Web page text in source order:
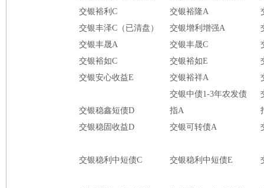
交银裕利C
交银裕隆A
交银丰泽C（已清盘）
交银增利增强A
交银丰晟A
交银丰晟C
交银裕如C
交银裕如E
交银安心收益E
交银裕祥A
交银稳鑫短债D
交银中债1-3年农发债
指A
交银稳固收益D
交银可转债A
交银稳利中短债C 交银稳利中短债E